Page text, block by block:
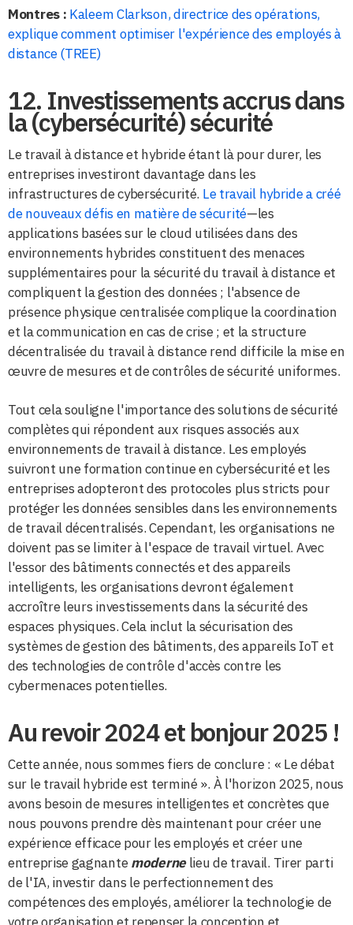
Montres : Kaleem Clarkson, directrice des opérations,
explique comment optimiser l'expérience des employés à
distance (TREE)
12. Investissements accrus dans
la (cybersécurité) sécurité
Le travail à distance et hybride étant là pour durer, les
entreprises investiront davantage dans les
infrastructures de cybersécurité. Le travail hybride a créé
de nouveaux défis en matière de sécurité—les
applications basées sur le cloud utilisées dans des
environnements hybrides constituent des menaces
supplémentaires pour la sécurité du travail à distance et
compliquent la gestion des données ; l'absence de
présence physique centralisée complique la coordination
et la communication en cas de crise ; et la structure
décentralisée du travail à distance rend difficile la mise en
œuvre de mesures et de contrôles de sécurité uniformes.
Tout cela souligne l'importance des solutions de sécurité
complètes qui répondent aux risques associés aux
environnements de travail à distance. Les employés
suivront une formation continue en cybersécurité et les
entreprises adopteront des protocoles plus stricts pour
protéger les données sensibles dans les environnements
de travail décentralisés. Cependant, les organisations ne
doivent pas se limiter à l'espace de travail virtuel. Avec
l'essor des bâtiments connectés et des appareils
intelligents, les organisations devront également
accroître leurs investissements dans la sécurité des
espaces physiques. Cela inclut la sécurisation des
systèmes de gestion des bâtiments, des appareils IoT et
des technologies de contrôle d'accès contre les
cybermenaces potentielles.
Au revoir 2024 et bonjour 2025 !
Cette année, nous sommes fiers de conclure : « Le débat
sur le travail hybride est terminé ». À l'horizon 2025, nous
avons besoin de mesures intelligentes et concrètes que
nous pouvons prendre dès maintenant pour créer une
expérience efficace pour les employés et créer une
entreprise gagnantemodernelieu de travail. Tirer parti
de l'IA, investir dans le perfectionnement des
compétences des employés, améliorer la technologie de